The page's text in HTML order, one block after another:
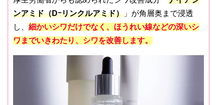
ンアミド（Dｰリンクルアミド） 」が角層奥まで浸透
し、 細かいシワだけでなく、ほうれい線などの深いシ
ワまでいきわたり、シワを改善します。